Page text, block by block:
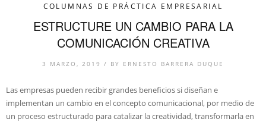
COLUMNAS DE PRÁCTICA EMPRESARIAL
ESTRUCTURE UN CAMBIO PARA LA
COMUNICACIÓN CREATIVA
3 MARZO, 2019 / BY ERNESTO BARRERA DUQUE
Las empresas pueden recibir grandes beneficios si diseñan e
implementan un cambio en el concepto comunicacional, por medio de
un proceso estructurado para catalizar la creatividad, transformarla en